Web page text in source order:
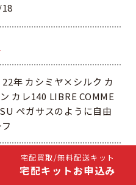
宅配買取/無料配送キット
宅配キットお申込み
22年 カシミヤ×シルク カ
カレ140 LIBRE COMME
ペガサスのように自由